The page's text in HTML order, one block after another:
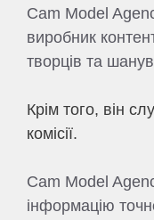
Cam Model
виробник
творців та
Крім того, він
комісії.
Cam Model
інформацію